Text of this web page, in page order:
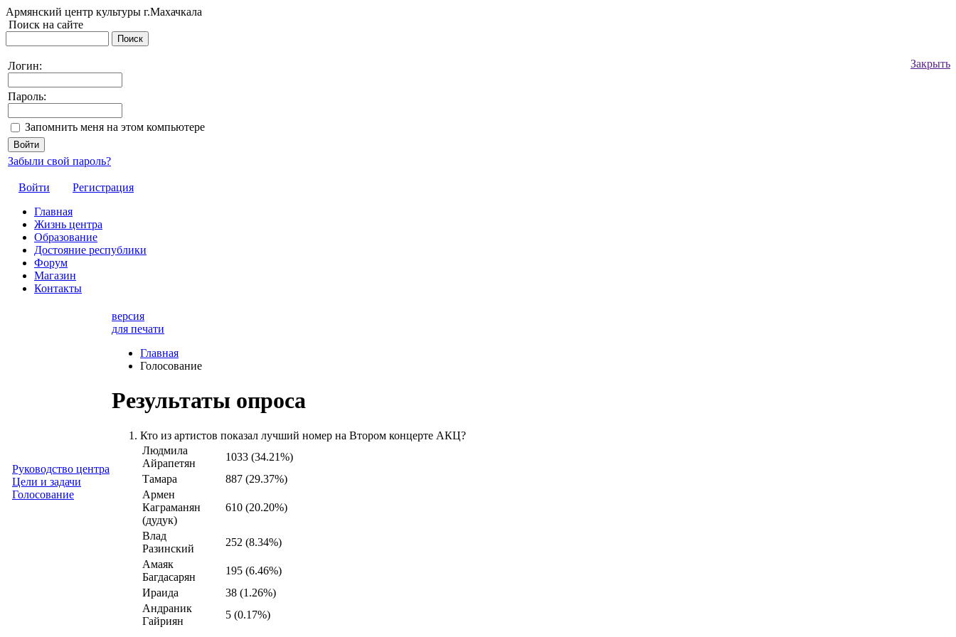
Армянский центр культуры г.Махачкала
Поиск на сайте
Закрыть
Логин:
Пароль:
Запомнить меня на этом компьютере
Забыли свой пароль?
Войти
Регистрация
Главная
Жизнь центра
Образование
Достояние республики
Форум
Магазин
Контакты
Руководство центра
Цели и задачи
Голосование
версия
для печати
Главная
Голосование
Результаты опроса
Кто из артистов показал лучший номер на Втором концерте АКЦ?
Людмила
Айрапетян
1033 (34.21%)
Тамара
887 (29.37%)
Армен
Каграманян
(дудук)
610 (20.20%)
Влад
Разинский
252 (8.34%)
Амаяк
Багдасарян
195 (6.46%)
Ираида
38 (1.26%)
Андраник
Гайриян
5 (0.17%)